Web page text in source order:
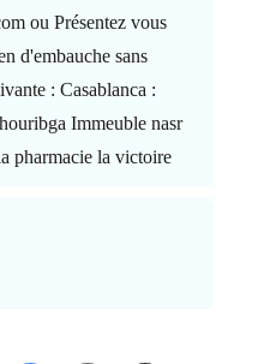
ou Présentez vous
d'embauche sans
: Casablanca :
Immeuble nasr
pharmacie la victoire